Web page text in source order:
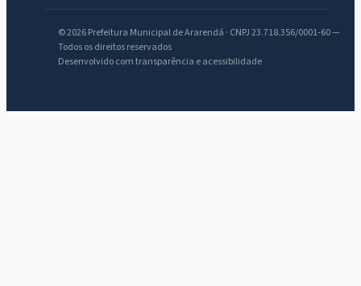
© 2026 Prefeitura Municipal de Ararendá · CNPJ 23.718.356/0001-60 —
Todos os direitos reservados
Desenvolvido com transparência e acessibilidade